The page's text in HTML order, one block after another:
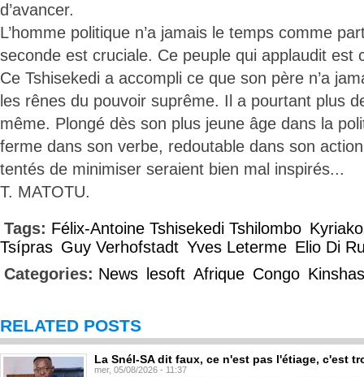
d’avancer.
L’homme politique n’a jamais le temps comme
seconde est cruciale. Ce peuple qui applaudit est
Ce Tshisekedi a accompli ce que son père n’a
les rênes du pouvoir suprême. Il a pourtant plus
même. Plongé dès son plus jeune âge dans la
ferme dans son verbe, redoutable dans son
tentés de minimiser seraient bien mal inspirés...
T. MATOTU.
Tags: Félix-Antoine Tshisekedi Tshilombo
Tsípras Guy Verhofstadt Yves Leterme Elio Di
Categories: News lesoft Afrique Congo
RELATED POSTS
La Snél-SA dit faux, ce n'est pas l'étiage, c'est
mer, 05/08/2026 - 11:37